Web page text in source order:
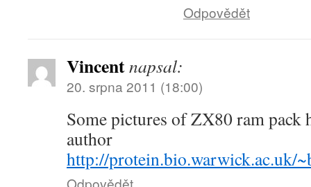
Odpovědět
Vincentnapsal:
20. srpna 2011 (18:00)
Some pictures of ZX80 ram pack
author
http://protein.bio.warwick.ac.uk/
Odpovědět